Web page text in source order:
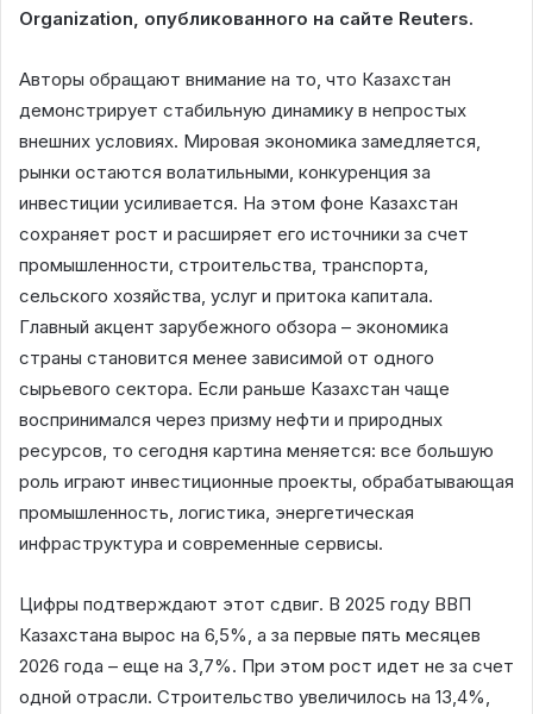
Organization, опубликованного на сайте Reuters.
Авторы обращают внимание на то, что Казахстан
демонстрирует стабильную динамику в непростых
внешних условиях. Мировая экономика замедляется,
рынки остаются волатильными, конкуренция за
инвестиции усиливается. На этом фоне Казахстан
сохраняет рост и расширяет его источники за счет
промышленности, строительства, транспорта,
сельского хозяйства, услуг и притока капитала.
Главный акцент зарубежного обзора – экономика
страны становится менее зависимой от одного
сырьевого сектора. Если раньше Казахстан чаще
воспринимался через призму нефти и природных
ресурсов, то сегодня картина меняется: все большую
роль играют инвестиционные проекты, обрабатывающая
промышленность, логистика, энергетическая
инфраструктура и современные сервисы.
Цифры подтверждают этот сдвиг. В 2025 году ВВП
Казахстана вырос на 6,5%, а за первые пять месяцев
2026 года – еще на 3,7%. При этом рост идет не за счет
одной отрасли. Строительство увеличилось на 13,4%,